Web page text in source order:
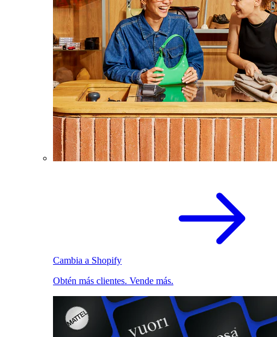
Cambia a Shopify
Obtén más clientes. Vende más.